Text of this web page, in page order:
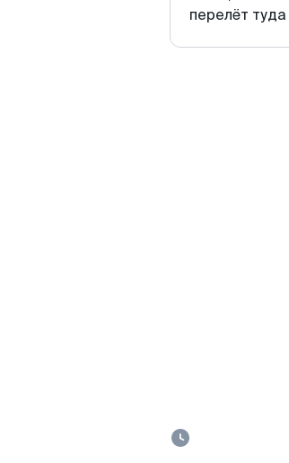
перелёт туда